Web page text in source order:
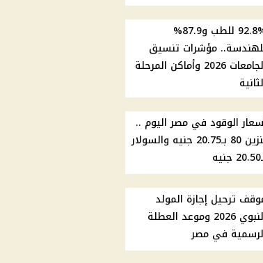
92.8% للطب و87.9%
مؤشرات تنسيق
الجامعات 2026 وأماكن المرحلة
الوقود في مصر اليوم ..
بنزين 80 بـ20.75 جنيه والسولار
ترحيل إجازة المولد
النبوي 2026 وموعد العطلة
في مصر